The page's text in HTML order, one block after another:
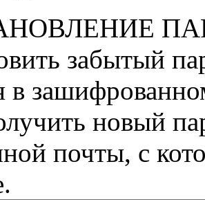
забытый
в
новый
почты, с